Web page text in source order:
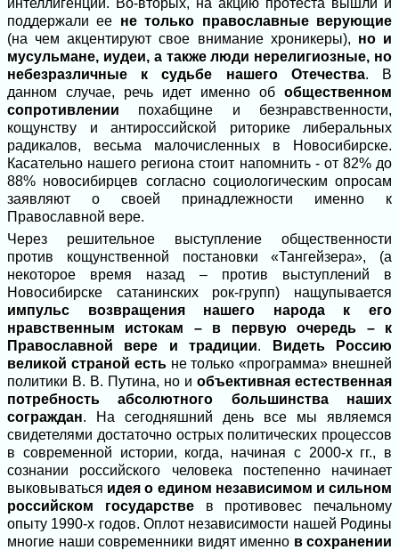
интеллигенции. Во-вторых, на акцию протеста вышли и
поддержали ее не только православные верующие
(на чем акцентируют свое внимание хроникеры), но и
мусульмане, иудеи, а также люди нерелигиозные, но
небезразличные к судьбе нашего Отечества. В
данном случае, речь идет именно об общественном
сопротивлении похабщине и безнравственности,
кощунству и антироссийской риторике либеральных
радикалов, весьма малочисленных в Новосибирске.
Касательно нашего региона стоит напомнить - от 82% до
88% новосибирцев согласно социологическим опросам
заявляют о своей принадлежности именно к
Православной вере.
Через решительное выступление общественности
против кощунственной постановки «Тангейзера», (а
некоторое время назад – против выступлений в
Новосибирске сатанинских рок-групп) нащупывается
импульс возвращения нашего народа к его
нравственным истокам – в первую очередь – к
Православной вере и традиции.
Видеть Россию
великой страной естьне только «программа» внешней
политики В. В. Путина, но и объективная естественная
потребность абсолютного большинства наших
сограждан. На сегодняшний день все мы являемся
свидетелями достаточно острых политических процессов
в современной истории, когда, начиная с 2000-х гг., в
сознании российского человека постепенно начинает
выковываться идея о едином независимом и сильном
российском государствев противовес печальному
опыту 1990-х годов. Оплот независимости нашей Родины
многие наши современники видят именно в сохранении